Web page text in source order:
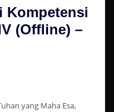
Kompetensi
(Offline) –
yang Maha Esa,